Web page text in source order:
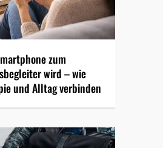
zum
wird – wie
und Alltag verbinden